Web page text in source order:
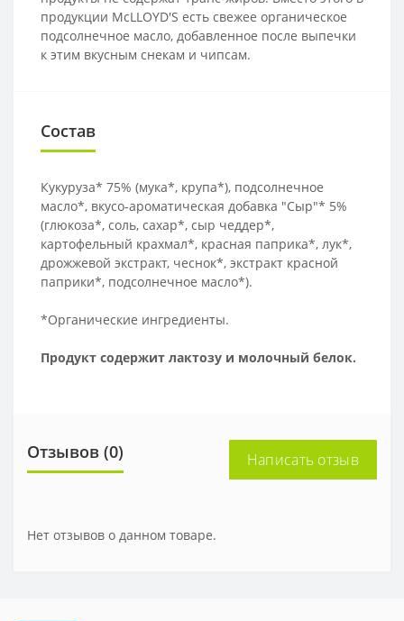
продукции McLLOYD'S есть свежее органическое
подсолнечное масло, добавленное после выпечки
к этим вкусным снекам и чипсам.
Состав
Кукуруза* 75% (мука*, крупа*), подсолнечное
масло*, вкусо-ароматическая добавка "Сыр"* 5%
(глюкоза*, соль, сахар*, сыр чеддер*,
картофельный крахмал*, красная паприка*, лук*,
дрожжевой экстракт, чеснок*, экстракт красной
паприки*, подсолнечное масло*).
*Органические ингредиенты.
Продукт содержит лактозу и молочный белок.
Отзывов (0) Написать отзыв
Нет отзывов о данном товаре.